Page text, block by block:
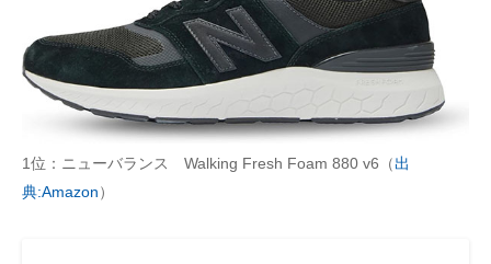
1位：ニューバランス Walking Fresh Foam 880 v6（出
典:Amazon）